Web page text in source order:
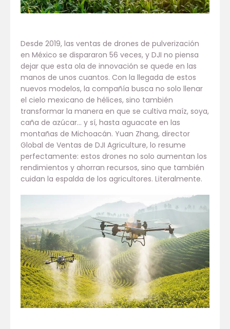
Desde 2019, las ventas de drones de pulverización
en México se dispararon 56 veces, y DJI no piensa
dejar que esta ola de innovación se quede en las
manos de unos cuantos. Con la llegada de estos
nuevos modelos, la compañía busca no solo llenar
el cielo mexicano de hélices, sino también
transformar la manera en que se cultiva maíz, soya,
caña de azúcar… y sí, hasta aguacate en las
montañas de Michoacán. Yuan Zhang, director
Global de Ventas de DJI Agriculture, lo resume
perfectamente: estos drones no solo aumentan los
rendimientos y ahorran recursos, sino que también
cuidan la espalda de los agricultores. Literalmente.